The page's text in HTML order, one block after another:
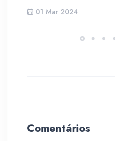
01 Mar 2024
Comentários